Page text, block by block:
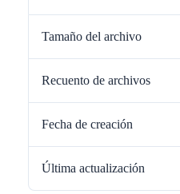
Tamaño del archivo
Recuento de archivos
Fecha de creación
Última actualización